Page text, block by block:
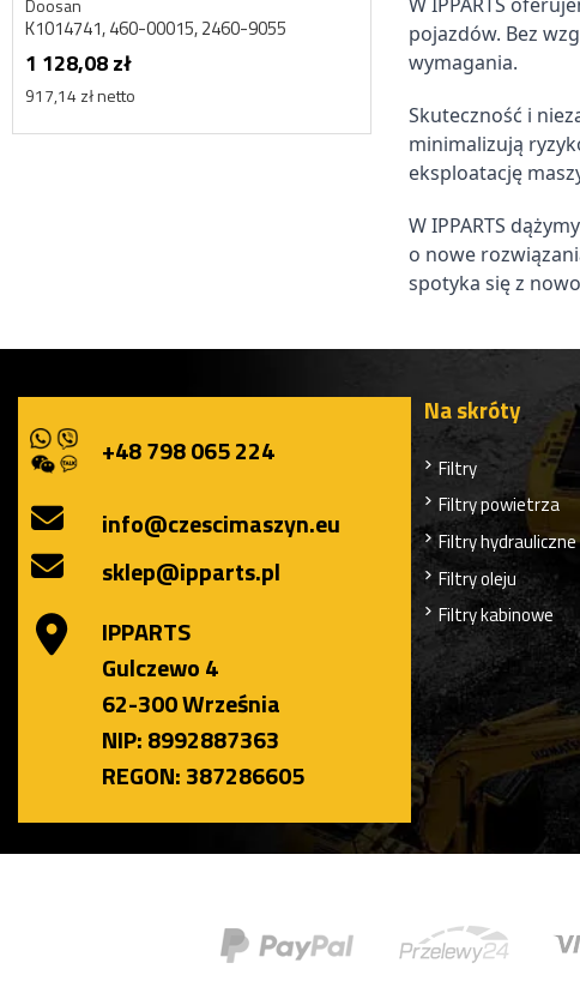
pojazdów. Bez
wymagania.
Skuteczność i
minimalizują
eksploatację
W IPPARTS
o nowe
spotyka się z
K1014741, 460-00015, 2460-9055
1 128,08 zł
917,14 zł netto
K1014741, 460-
1 128,08 zł
+48 798 065 224
info@czescimaszyn.eu
sklep@ipparts.pl
IPPARTS
Gulczewo 4
62-300 Września
NIP: 8992887363
REGON: 387286605
Na skróty
Filtry
Filtry powietrza
Filtry hydrauliczne
Filtry oleju
Filtry kabinowe